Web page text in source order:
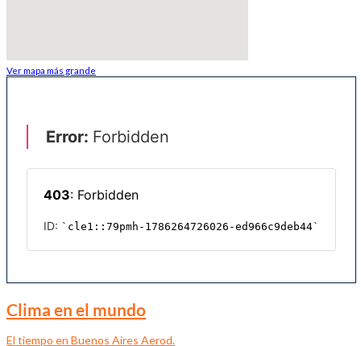
Ver mapa más grande
Clima en el mundo
El tiempo en Buenos Aires Aerod.